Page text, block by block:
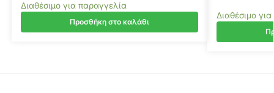
Διαθέσιμο για παραγγελία
Προσθήκη στο καλάθι
Διαθέσιμο